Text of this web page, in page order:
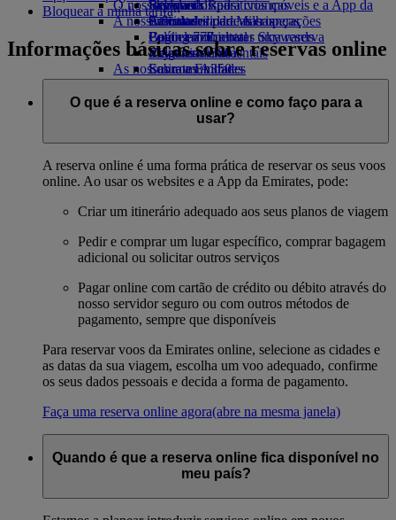
Bebidas
A nossa frota
Boeing 777
Emirates A380
Emirates A350
Emirates Executive
Esquemas de lugares
Brinquedos para crianças
Atividades para as crianças
O nosso planeta
Sustentabilidade nas operações
Política ambiental
Relatórios ambientais
As nossas comunidades
Emirates Airline FoundationEmirates
Airline Foundation Opens an external link
in a new tab
Skywards Rail
Calculadora de Milhas
Login em Emirates Skywards
Skywards+
Site para dispositivos móveis e a App da
Emirates
Cancelar ou alterar uma reserva
Viagens afetadas
Sobre a Emirates
Bloquear a minha tarifa
Informações básicas sobre reservas online
O que é a reserva online e como faço para a
usar?
A reserva online é uma forma prática de reservar os seus voos
online. Ao usar os websites e a App da Emirates, pode:
Criar um itinerário adequado aos seus planos de viagem
Pedir e comprar um lugar específico, comprar bagagem
adicional ou solicitar outros serviços
Pagar online com cartão de crédito ou débito através do
nosso servidor seguro ou com outros métodos de
pagamento, sempre que disponíveis
Para reservar voos da Emirates online, selecione as cidades e
as datas da sua viagem, escolha um voo adequado, confirme
os seus dados pessoais e decida a forma de pagamento.
Faça uma reserva online agora(abre na mesma janela)
Quando é que a reserva online fica disponível no
meu país?